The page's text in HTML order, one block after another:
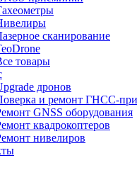
сканирование
товары
дронов
и ремонт ГНСС-
GNSS оборудования
квадрокоптеров
нивелиров